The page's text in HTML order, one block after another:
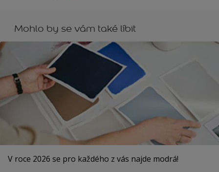
Mohlo by se vám také líbit
V roce 2026 se pro každého z vás najde modrá!